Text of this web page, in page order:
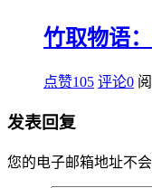
竹取物语
点赞105 评论0
发表回复
您的电子邮箱地址不会